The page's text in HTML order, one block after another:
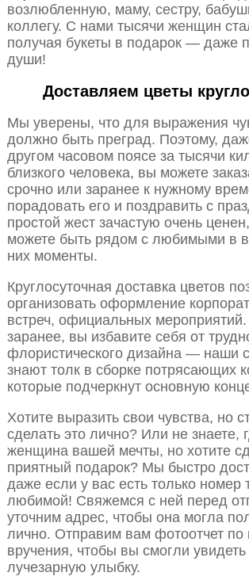
возлюбленную, маму, сестру,
коллегу. С нами тысячи женщин
получая букеты в подарок — даже
души!
Доставляем цветы
Мы уверены, что для выражения
должно быть преград. Поэтому,
другом часовом поясе за тысячи
близкого человека, вы можете
срочно или заранее к нужному
порадовать его и поздравить с
простой жест зачастую очень
можете быть рядом с любимыми в
них моменты.
Круглосуточная доставка цветов
организовать оформление
встреч, официальных мероприятий.
заранее, вы избавите себя от
флористического дизайна — наши
знают толк в сборке потрясающих
которые подчеркнут основную
Хотите выразить свои чувства, но
сделать это лично? Или не знаете,
женщина вашей мечты, но хотите
приятный подарок? Мы быстро
даже если у вас есть только номер
любимой! Свяжемся с ней перед
уточним адрес, чтобы она могла
лично. Отправим вам фотоотчет по
вручения, чтобы вы смогли увидеть
лучезарную улыбку.